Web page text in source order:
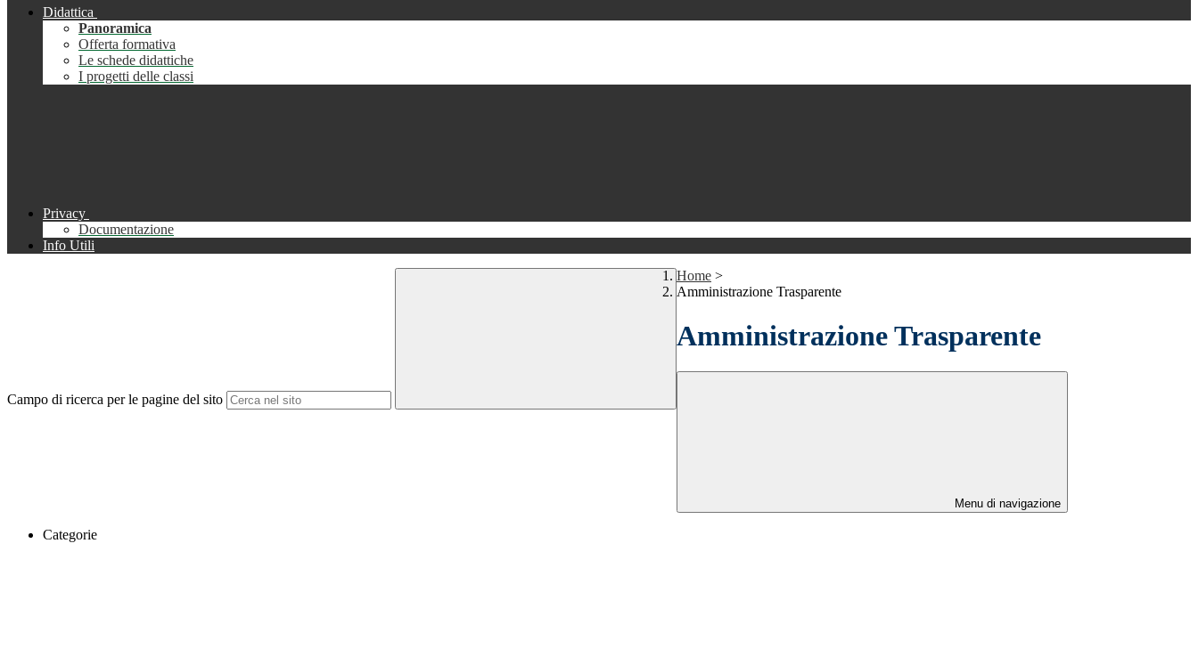
Didattica
Panoramica
Offerta formativa
Le schede didattiche
I progetti delle classi
Privacy
Documentazione
Info Utili
Campo di ricerca per le pagine del sito
Home >
Amministrazione Trasparente
Amministrazione Trasparente
Menu di navigazione
Categorie